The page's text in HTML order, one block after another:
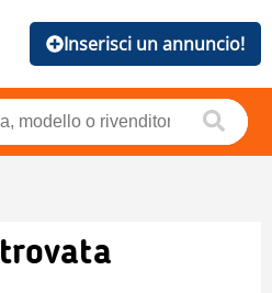
Inserisci un annuncio!